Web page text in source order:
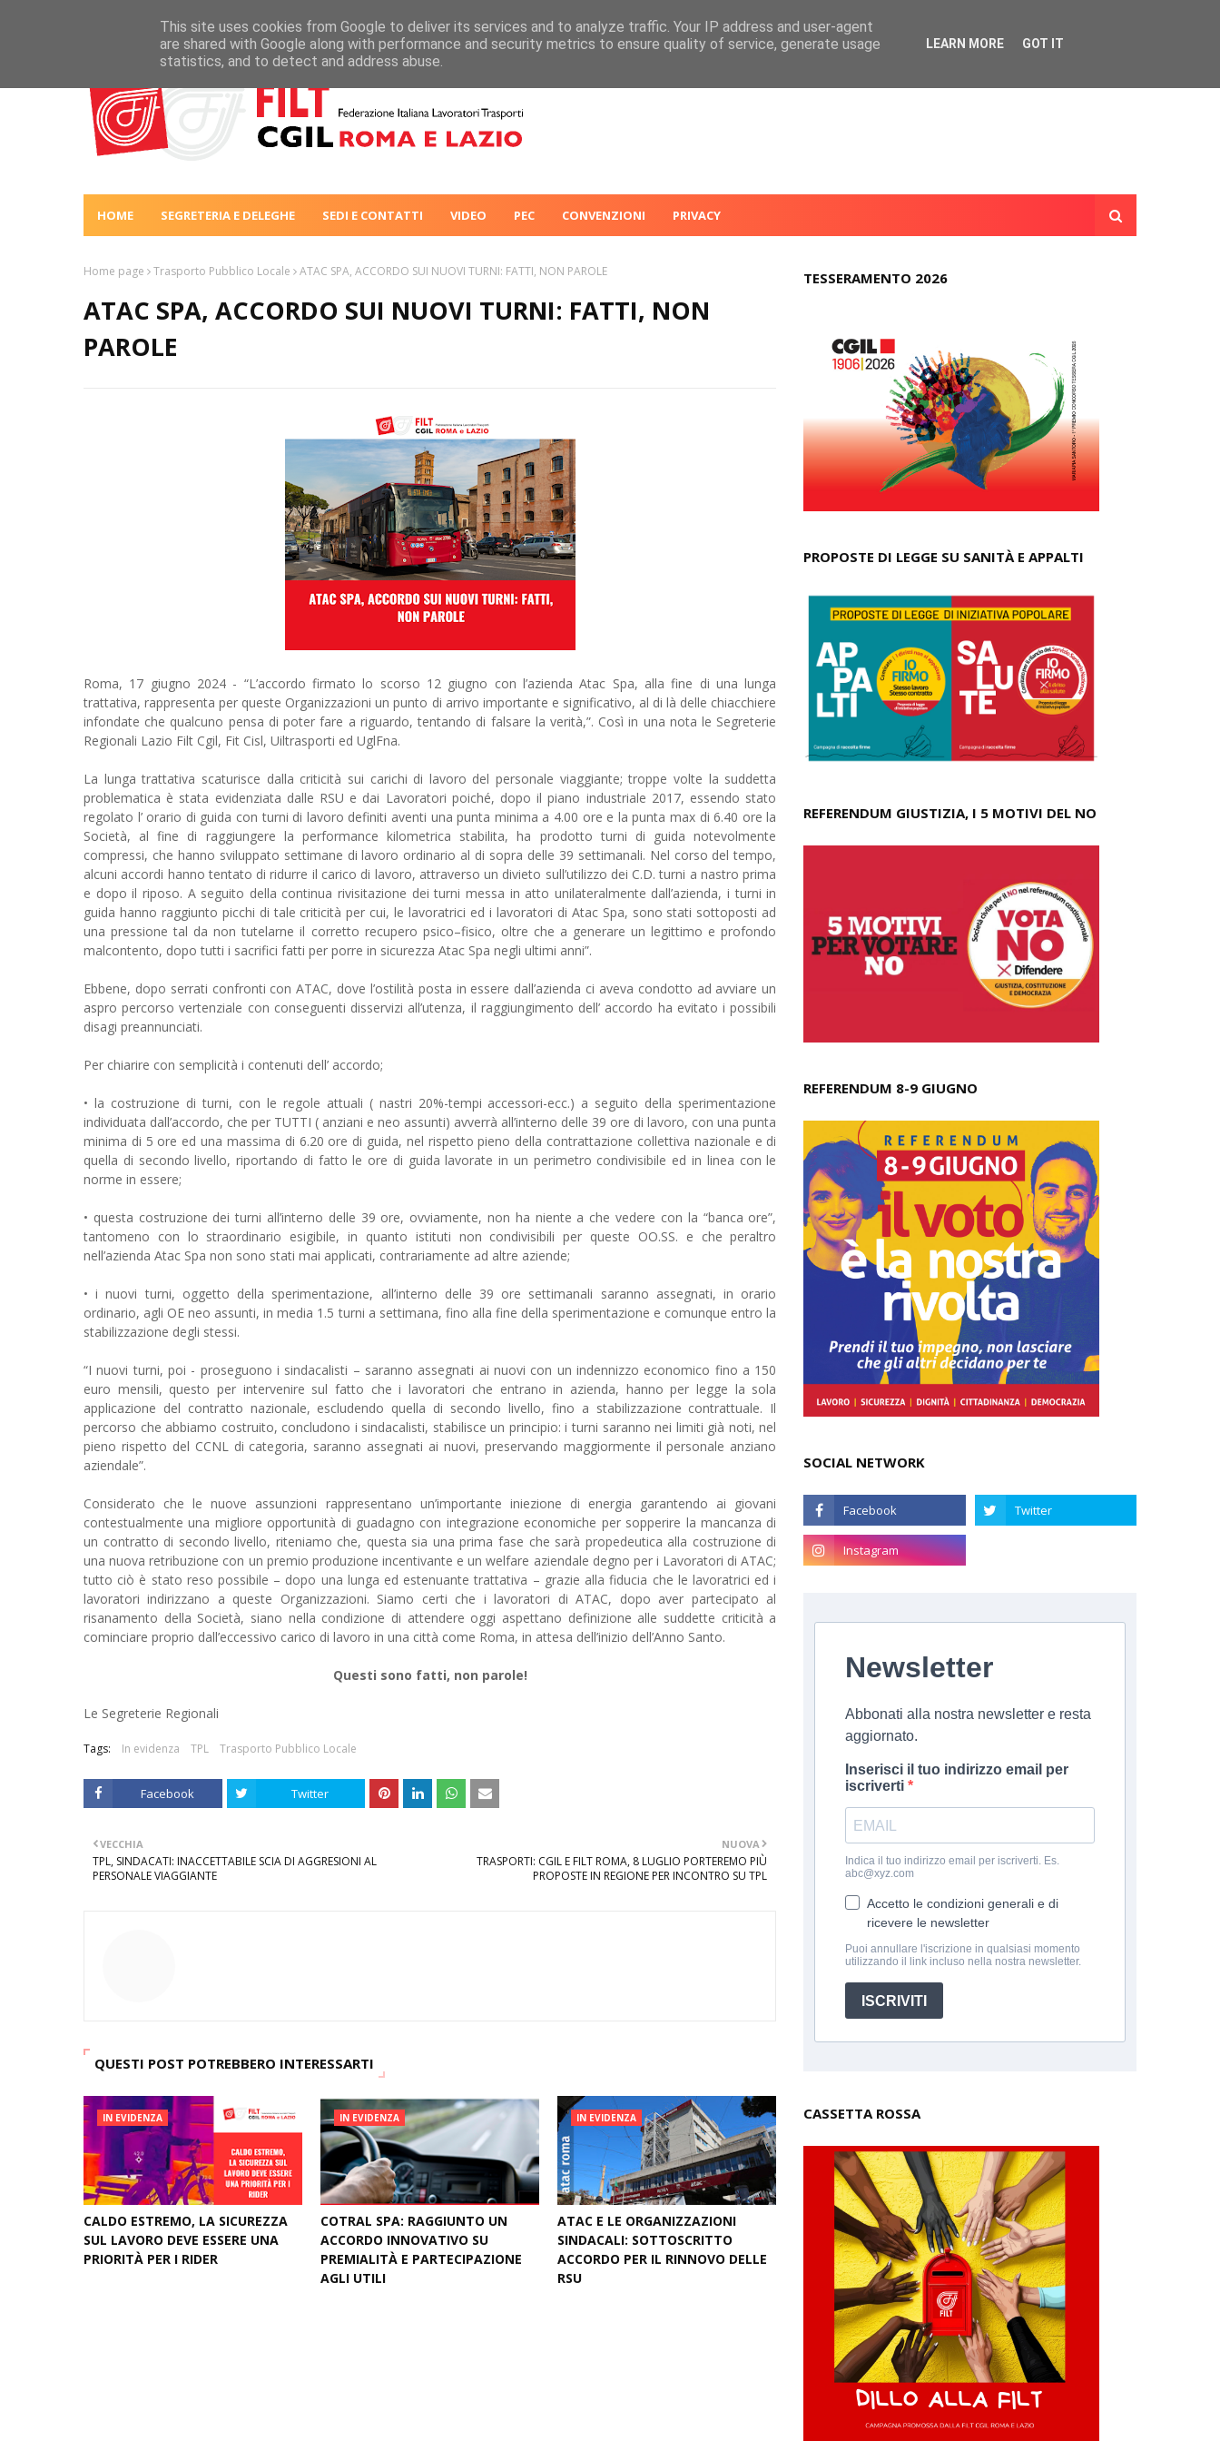
HOME SEGRETERIA E DELEGHE SEDI E CONTATTI VIDEO PEC CONVENZIONI PRIVACY
Home page Trasporto Pubblico Locale ATAC SPA, ACCORDO SUI NUOVI TURNI: FATTI, NON PAROLE
ATAC SPA, ACCORDO SUI NUOVI TURNI: FATTI, NON
PAROLE
Roma, 17 giugno 2024 - “L’accordo firmato lo scorso 12 giugno con l’azienda Atac Spa, alla fine di una lunga
trattativa, rappresenta per queste Organizzazioni un punto di arrivo importante e significativo, al di là delle chiacchiere
infondate che qualcuno pensa di poter fare a riguardo, tentando di falsare la verità,”. Così in una nota le Segreterie
Regionali Lazio Filt Cgil, Fit Cisl, Uiltrasporti ed UglFna.
La lunga trattativa scaturisce dalla criticità sui carichi di lavoro del personale viaggiante; troppe volte la suddetta
problematica è stata evidenziata dalle RSU e dai Lavoratori poiché, dopo il piano industriale 2017, essendo stato
regolato l’ orario di guida con turni di lavoro definiti aventi una punta minima a 4.00 ore e la punta max di 6.40 ore la
Società, al fine di raggiungere la performance kilometrica stabilita, ha prodotto turni di guida notevolmente
compressi, che hanno sviluppato settimane di lavoro ordinario al di sopra delle 39 settimanali. Nel corso del tempo,
alcuni accordi hanno tentato di ridurre il carico di lavoro, attraverso un divieto sull’utilizzo dei C.D. turni a nastro prima
e dopo il riposo. A seguito della continua rivisitazione dei turni messa in atto unilateralmente dall’azienda, i turni in
guida hanno raggiunto picchi di tale criticità per cui, le lavoratrici ed i lavoratori di Atac Spa, sono stati sottoposti ad
una pressione tal da non tutelarne il corretto recupero psico–fisico, oltre che a generare un legittimo e profondo
malcontento, dopo tutti i sacrifici fatti per porre in sicurezza Atac Spa negli ultimi anni”.
Ebbene, dopo serrati confronti con ATAC, dove l’ostilità posta in essere dall’azienda ci aveva condotto ad avviare un
aspro percorso vertenziale con conseguenti disservizi all’utenza, il raggiungimento dell’ accordo ha evitato i possibili
disagi preannunciati.
Per chiarire con semplicità i contenuti dell’ accordo;
• la costruzione di turni, con le regole attuali ( nastri 20%-tempi accessori-ecc.) a seguito della sperimentazione
individuata dall’accordo, che per TUTTI ( anziani e neo assunti) avverrà all’interno delle 39 ore di lavoro, con una punta
minima di 5 ore ed una massima di 6.20 ore di guida, nel rispetto pieno della contrattazione collettiva nazionale e di
quella di secondo livello, riportando di fatto le ore di guida lavorate in un perimetro condivisibile ed in linea con le
norme in essere;
• questa costruzione dei turni all’interno delle 39 ore, ovviamente, non ha niente a che vedere con la “banca ore”,
tantomeno con lo straordinario esigibile, in quanto istituti non condivisibili per queste OO.SS. e che peraltro
nell’azienda Atac Spa non sono stati mai applicati, contrariamente ad altre aziende;
• i nuovi turni, oggetto della sperimentazione, all’interno delle 39 ore settimanali saranno assegnati, in orario
ordinario, agli OE neo assunti, in media 1.5 turni a settimana, fino alla fine della sperimentazione e comunque entro la
stabilizzazione degli stessi.
“I nuovi turni, poi - proseguono i sindacalisti – saranno assegnati ai nuovi con un indennizzo economico fino a 150
euro mensili, questo per intervenire sul fatto che i lavoratori che entrano in azienda, hanno per legge la sola
applicazione del contratto nazionale, escludendo quella di secondo livello, fino a stabilizzazione contrattuale. Il
percorso che abbiamo costruito, concludono i sindacalisti, stabilisce un principio: i turni saranno nei limiti già noti, nel
pieno rispetto del CCNL di categoria, saranno assegnati ai nuovi, preservando maggiormente il personale anziano
aziendale”.
Considerato che le nuove assunzioni rappresentano un’importante iniezione di energia garantendo ai giovani
contestualmente una migliore opportunità di guadagno con integrazione economiche per sopperire la mancanza di
un contratto di secondo livello, riteniamo che, questa sia una prima fase che sarà propedeutica alla costruzione di
una nuova retribuzione con un premio produzione incentivante e un welfare aziendale degno per i Lavoratori di ATAC;
tutto ciò è stato reso possibile – dopo una lunga ed estenuante trattativa – grazie alla fiducia che le lavoratrici ed i
lavoratori indirizzano a queste Organizzazioni. Siamo certi che i lavoratori di ATAC, dopo aver partecipato al
risanamento della Società, siano nella condizione di attendere oggi aspettano definizione alle suddette criticità a
cominciare proprio dall’eccessivo carico di lavoro in una città come Roma, in attesa dell’inizio dell’Anno Santo.
Questi sono fatti, non parole!
Le Segreterie Regionali
Tags: In evidenza TPL Trasporto Pubblico Locale
Facebook Twitter
NUOVA
TRASPORTI: CGIL E FILT ROMA, 8 LUGLIO PORTEREMO PIÙ
PROPOSTE IN REGIONE PER INCONTRO SU TPL
VECCHIA
TPL, SINDACATI: INACCETTABILE SCIA DI AGGRESIONI AL
PERSONALE VIAGGIANTE
QUESTI POST POTREBBERO INTERESSARTI
IN EVIDENZA
CALDO ESTREMO, LA SICUREZZA
SUL LAVORO DEVE ESSERE UNA
PRIORITÀ PER I RIDER
IN EVIDENZA
COTRAL SPA: RAGGIUNTO UN
ACCORDO INNOVATIVO SU
PREMIALITÀ E PARTECIPAZIONE
AGLI UTILI
IN EVIDENZA
ATAC E LE ORGANIZZAZIONI
SINDACALI: SOTTOSCRITTO
ACCORDO PER IL RINNOVO DELLE
RSU
TESSERAMENTO 2026
PROPOSTE DI LEGGE SU SANITÀ E APPALTI
REFERENDUM GIUSTIZIA, I 5 MOTIVI DEL NO
REFERENDUM 8-9 GIUGNO
SOCIAL NETWORK
Newsletter
Abbonati alla nostra newsletter e resta
aggiornato.
Inserisci il tuo indirizzo email per
iscriverti
Indica il tuo indirizzo email per iscriverti. Es.
abc@xyz.com
Accetto le condizioni generali e di
ricevere le newsletter
Puoi annullare l'iscrizione in qualsiasi momento
utilizzando il link incluso nella nostra newsletter.
ISCRIVITI
CASSETTA ROSSA
This site uses cookies from Google to deliver its services and to analyze traffic. Your IP address and user-agent
are shared with Google along with performance and security metrics to ensure quality of service, generate usage
statistics, and to detect and address abuse.
LEARN MORE GOT IT